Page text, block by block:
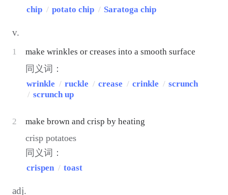
chip / potato chip / Saratoga chip
v.
1 make wrinkles or creases into a smooth surface
同义词：
wrinkle / ruckle / crease / crinkle / scrunch
/ scrunch up
2 make brown and crisp by heating
crisp potatoes
同义词：
crispen / toast
adj.